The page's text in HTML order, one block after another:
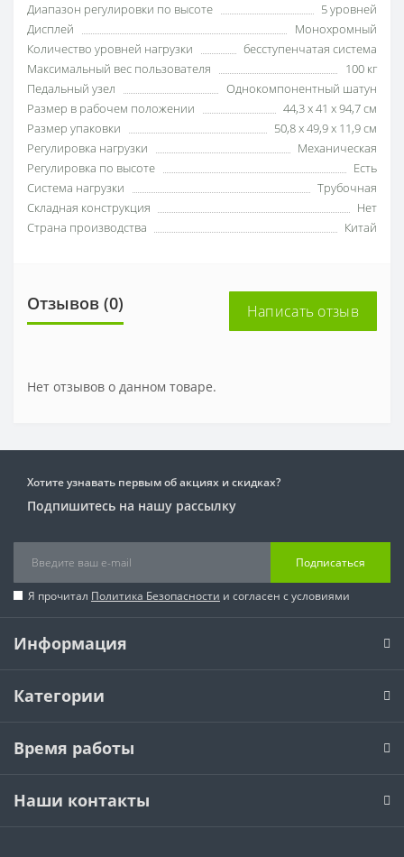
Диапазон регулировки по высоте
5 уровней
Дисплей
Монохромный
Количество уровней нагрузки
бесступенчатая система
Максимальный вес пользователя
100 кг
Педальный узел
Однокомпонентный шатун
Размер в рабочем положении
44,3 х 41 х 94,7 см
Размер упаковки
50,8 х 49,9 х 11,9 см
Регулировка нагрузки
Механическая
Регулировка по высоте
Есть
Система нагрузки
Трубочная
Складная конструкция
Нет
Страна производства
Китай
Отзывов (0) Написать отзыв
Нет отзывов о данном товаре.
Хотите узнавать первым об акциях и скидках?
Подпишитесь на нашу рассылку
Подписаться
Я прочитал Политика Безопасности и согласен с условиями
Информация
Категории
Время работы
Наши контакты